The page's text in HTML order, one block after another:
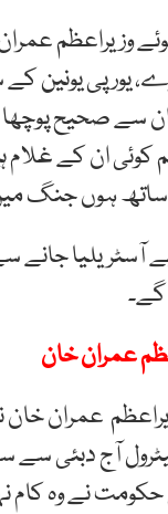
وزیراعظم
یونین کے
سے صحیح
ان کے
ساتھ ہوں جنگ
کھیلنے کے لیے
گے۔
عمران خان
عمران خان نے
آج دبئی